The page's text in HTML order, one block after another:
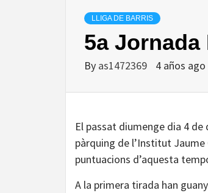
LLIGA DE BARRIS
5a Jornada
By as1472369 4 años ago
El passat diumenge dia 4
pàrquing de l’Institut
puntuacions d’aquesta
A la primera tirada han